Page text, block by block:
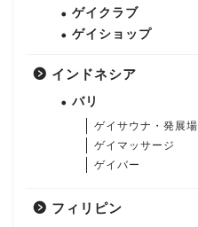
ゲイクラブ
ゲイショップ
インドネシア
バリ
ゲイサウナ・発展場
ゲイマッサージ
ゲイバー
フィリピン